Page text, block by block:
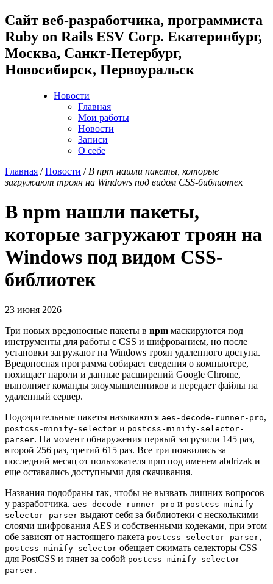
Cайт веб-разработчика, программиста
Ruby on Rails ESV Corp. Екатеринбург,
Москва, Санкт-Петербург,
Новосибирск, Первоуральск
Новости
Главная
Мои работы
Новости
Записи
О себе
Главная /Новости / В npm нашли пакеты, которые
загружают троян на Windows под видом CSS-библиотек
В npm нашли пакеты,
которые загружают троян на
Windows под видом CSS-
библиотек
23 июня 2026
Три новых вредоносные пакеты в npm маскируются под
инструменты для работы с CSS и шифрованием, но после
установки загружают на Windows троян удаленного доступа.
Вредоносная программа собирает сведения о компьютере,
похищает пароли и данные расширений Google Chrome,
выполняет команды злоумышленников и передает файлы на
удаленный сервер.
Подозрительные пакеты называются aes-decode-runner-pro,
postcss-minify-selector и postcss-minify-selector-
parser. На момент обнаружения первый загрузили 145 раз,
второй 256 раз, третий 615 раз. Все три появились за
последний месяц от пользователя npm под именем abdrizak и
еще оставались доступными для скачивания.
Названия подобраны так, чтобы не вызвать лишних вопросов
у разработчика. aes-decode-runner-pro и postcss-minify-
selector-parser выдают себя за библиотеки с несколькими
слоями шифрования AES и собственными кодеками, при этом
обе зависят от настоящего пакета postcss-selector-parser,
postcss-minify-selector обещает сжимать селекторы CSS
для PostCSS и тянет за собой postcss-minify-selector-
parser.